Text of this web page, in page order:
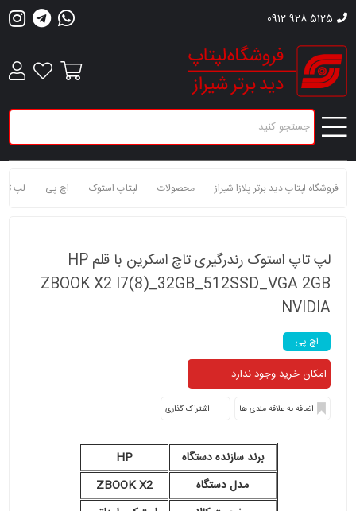
0912 928 5125
فروشگاه لپتاپ دید برتر پلازا شیراز محصولات لپتاپ استوک اچ پی لپ
لپ تاپ استوک رندرگیری تاچ اسکرین با قلم HP
ZBOOK X2 I7(8)_32GB_512SSD_VGA 2GB
NVIDIA
اچ پی
اشتراک گذاری
برند سازنده دستگاه
HP
مدل دستگاه
ZBOOK X2